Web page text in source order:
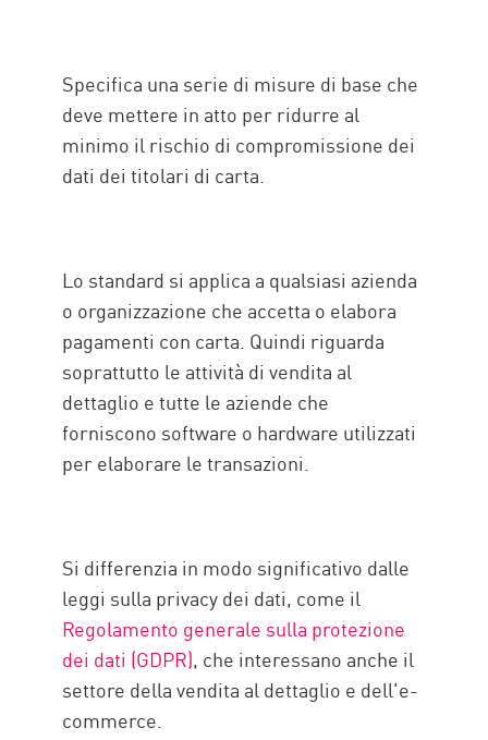
Specifica una serie di misure di base che
deve mettere in atto per ridurre al
minimo il rischio di compromissione dei
dati dei titolari di carta.
Lo standard si applica a qualsiasi azienda
o organizzazione che accetta o elabora
pagamenti con carta. Quindi riguarda
soprattutto le attività di vendita al
dettaglio e tutte le aziende che
forniscono software o hardware utilizzati
per elaborare le transazioni.
Si differenzia in modo significativo dalle
leggi sulla privacy dei dati, come il
Regolamento generale sulla protezione
dei dati (GDPR), che interessano anche il
settore della vendita al dettaglio e dell'e-
commerce.